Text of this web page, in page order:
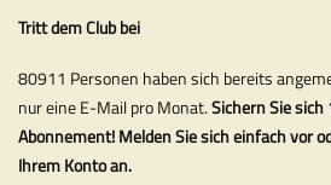
Tritt dem Club bei
80911 Personen haben sich bereits
nur eine E-Mail pro Monat.Sichern Sie
Abonnement! Melden Sie sich einfach vor
Ihrem Konto an.